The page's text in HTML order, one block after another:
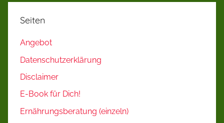
Seiten
Angebot
Datenschutzerklärung
Disclaimer
E-Book für Dich!
Ernährungsberatung (einzeln)